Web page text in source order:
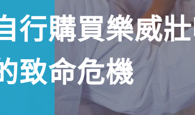
行購買樂威
致命危機